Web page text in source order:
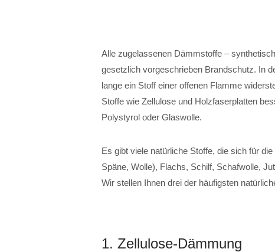
Alle zugelassenen Dämmstoffe –
gesetzlich vorgeschrieben Brandschutz. In
lange ein Stoff einer offenen Flamme
Stoffe wie Zellulose und Holzfaserplatten
Polystyrol oder Glaswolle.
Es gibt viele natürliche Stoffe, die sich für
Späne, Wolle), Flachs, Schilf, Schafwolle,
Wir stellen Ihnen drei der häufigsten
1. Zellulose-Dämmung